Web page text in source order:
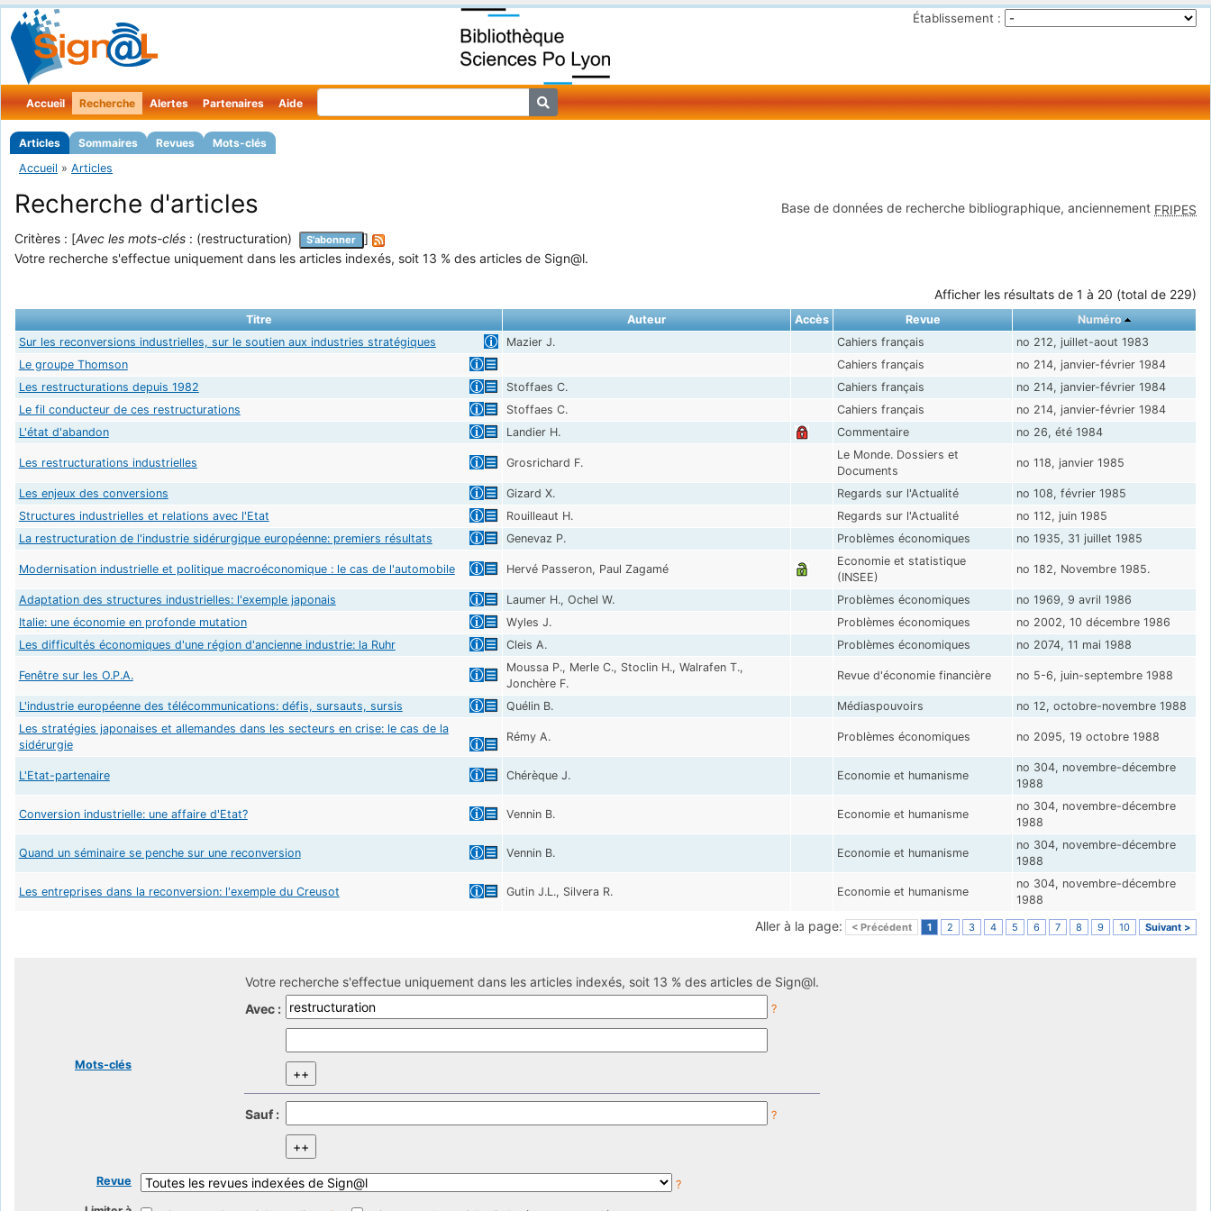
Établissement :
Accueil Recherche
Articles Sommaires Revues Mots-clés
Alertes Partenaires Aide
Accueil » Articles
Base de données de recherche bibliographique, anciennement FRIPES
Recherche d'articles
Critères : [Avec les mots-clés : (restructuration) S'abonner
]
Votre recherche s'effectue uniquement dans les articles indexés, soit 13 % des articles de Sign@l.
Afficher les résultats de 1 à 20 (total de 229)
Titre Auteur Accès Revue
Numéro
Sur les reconversions industrielles, sur le soutien aux industries stratégiques
Mazier J. Cahiers français
no 212, juillet-aout 1983
Le groupe Thomson
Cahiers français
no 214, janvier-février 1984
Les restructurations depuis 1982
Stoffaes C. Cahiers français
no 214, janvier-février 1984
Le fil conducteur de ces restructurations
Stoffaes C. Cahiers français
no 214, janvier-février 1984
L'état d'abandon
Landier H. Commentaire no 26, été 1984
Les restructurations industrielles Grosrichard F.
Le Monde. Dossiers et
Documents
no 118, janvier 1985
Les enjeux des conversions Gizard X. Regards sur l'Actualité
no 108, février 1985
Structures industrielles et relations avec l'Etat
Rouilleaut H. Regards sur l'Actualité
no 112, juin 1985
La restructuration de l'industrie sidérurgique européenne: premiers résultats
Genevaz P. Problèmes économiques no 1935, 31 juillet 1985
Modernisation industrielle et politique macroéconomique : le cas de l'automobile Hervé Passeron, Paul Zagamé
Economie et statistique
(INSEE)
no 182, Novembre 1985.
Adaptation des structures industrielles: l'exemple japonais Laumer H., Ochel W. Problèmes économiques
no 1969, 9 avril 1986
Italie: une économie en profonde mutation
Wyles J. Problèmes économiques
no 2002, 10 décembre 1986
Les difficultés économiques d'une région d'ancienne industrie: la Ruhr
Cleis A. Problèmes économiques no 2074, 11 mai 1988
Fenêtre sur les O.P.A.
Moussa P., Merle C., Stoclin H., Walrafen T.,
Jonchère F.
Revue d'économie financière no 5-6, juin-septembre 1988
L'industrie européenne des télécommunications: défis, sursauts, sursis Quélin B. Médiaspouvoirs
no 12, octobre-novembre 1988
Les stratégies japonaises et allemandes dans les secteurs en crise: le cas de la
sidérurgie
Rémy A. Problèmes économiques no 2095, 19 octobre 1988
L'Etat-partenaire Chérèque J. Economie et humanisme
no 304, novembre-décembre
1988
Conversion industrielle: une affaire d'Etat? Vennin B. Economie et humanisme
no 304, novembre-décembre
1988
Quand un séminaire se penche sur une reconversion Vennin B. Economie et humanisme
no 304, novembre-décembre
1988
Les entreprises dans la reconversion: l'exemple du Creusot Gutin J.L., Silvera R. Economie et humanisme
no 304, novembre-décembre
1988
Aller à la page: < Précédent 1 2 3 4 5 6 7 8 9 10 Suivant >
Mots-clés
Votre recherche s'effectue uniquement dans les articles indexés, soit 13 % des articles de Sign@l.
Avec :
?
Sauf : ?
Revue
?